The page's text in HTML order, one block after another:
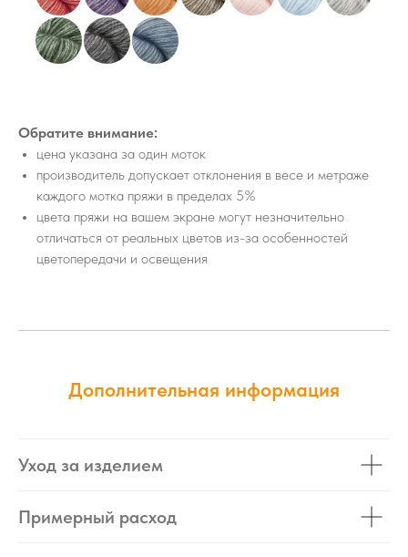
Обратите внимание:
цена указана за один моток
производитель допускает отклонения в весе и метраже
каждого мотка пряжи в пределах 5%
цвета пряжи на вашем экране могут незначительно
отличаться от реальных цветов из-за особенностей
цветопередачи и освещения
Дополнительная информация
Уход за изделием
Примерный расход